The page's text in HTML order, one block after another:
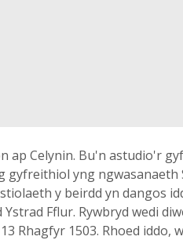
ap Celynin. Bu'n astudio'r
yng
y beirdd yn dangos
Fflur. Rywbryd wedi
Rhagfyr 1503. Rhoed iddo,